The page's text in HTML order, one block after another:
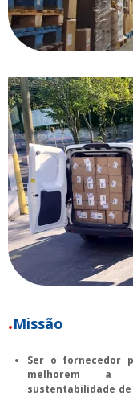
Missão
Ser o fornecedor
melhorem a
sustentabilidade